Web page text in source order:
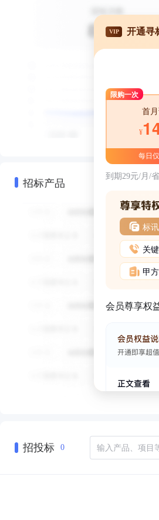
招标产品
VIP 开通寻
限购一次
首
¥
每日
到期29元/月/
标
关
甲
会员尊享权
招投标 0